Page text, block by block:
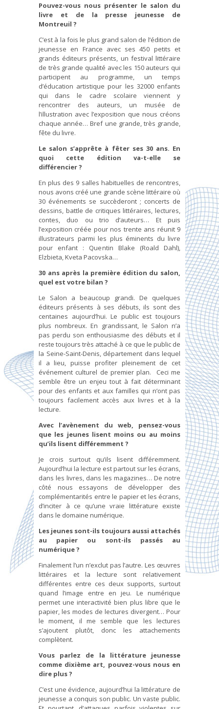
Pouvez-vous nous présenter le salon du
livre et de la presse jeunesse de
Montreuil ?
C’est à la fois le plus grand salon de l’édition de
jeunesse en France avec ses 450 petits et
grands éditeurs présents, un festival littéraire
de très grande qualité avec les 150 auteurs qui
participent au programme, un temps
d’éducation artistique pour les 32000 enfants
qui dans le cadre scolaire viennent y
rencontrer des auteurs, un musée de
l’illustration avec l’exposition que nous créons
chaque année… Bref une grande, très grande,
fête du livre.
Le salon s’apprête à fêter ses 30 ans. En
quoi cette édition va-t-elle se
différencier ?
En plus des 9 salles habituelles de rencontres,
nous avons créé une grande scène littéraire où
30 événements se succèderont ; concerts de
dessins, battle de critiques littéraires, lectures,
contes, duo ou trio d’auteurs… Et puis
l’exposition créée pour nos trente ans réunit 9
illustrateurs parmi les plus éminents du livre
pour enfant : Quentin Blake (Roald Dahl),
Elzbieta, Kveta Pacovska…
30 ans après la première édition du salon,
quel est votre bilan ?
Le Salon a beaucoup grandi. De quelques
éditeurs présents à ses débuts, ils sont des
centaines aujourd’hui. Le public est toujours
plus nombreux. En grandissant, le Salon n’a
pas perdu son enthousiasme des débuts et il
reste toujours très attaché à ce que le public de
la Seine-Saint-Denis, département dans lequel
il a lieu, puisse profiter pleinement de cet
événement culturel de premier plan. Ceci me
semble être un enjeu tout à fait déterminant
pour des enfants et aux familles qui n’ont pas
toujours facilement accès aux livres et à la
lecture.
Avec l’avènement du web, pensez-vous
que les jeunes lisent moins ou au moins
qu’ils lisent différemment ?
Je crois surtout qu’ils lisent différemment.
Aujourd’hui la lecture est partout sur les écrans,
dans les livres, dans les magazines… De notre
côté nous essayons de développer des
complémentarités entre le papier et les écrans,
d’inciter à ce qu’une vraie littérature existe
dans le domaine numérique.
Les jeunes sont-ils toujours aussi attachés
au papier ou sont-ils passés au
numérique ?
Finalement l’un n’exclut pas l’autre. Les œuvres
littéraires et la lecture sont relativement
différentes entre ces deux supports, surtout
quand l’image entre en jeu. Le numérique
permet une interactivité bien plus libre que le
papier, les modes de lectures divergent… Pour
le moment, il me semble que les lectures
s’ajoutent plutôt, donc les attachements
complètent.
Vous parlez de la littérature jeunesse
comme dixième art, pouvez-vous nous en
dire plus ?
C’est une évidence, aujourd’hui la littérature de
jeunesse a conquis son public. Un vaste public.